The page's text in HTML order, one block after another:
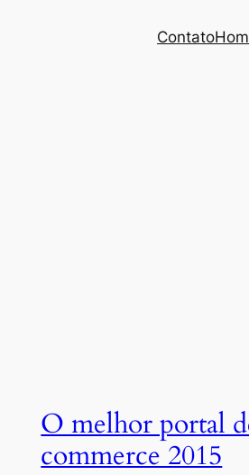
Contato
O melhor portal
commerce 2015